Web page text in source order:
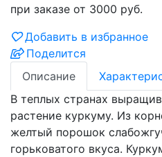
при заказе от 3000 руб.
Добавить в избранное
Поделится
Описание
В теплых странах
растение куркуму. Из
желтый порошок
горьковатого вкуса.